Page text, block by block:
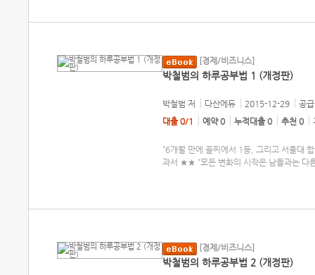
[경제/비즈니스]
박철범의 하루공부법 1 (개정판)
박철범 저 다산에듀 2015-12-29
공
대출 0/1
예약 0 누적대출 0 추천 0
“6개월 만에 꼴찌에서 1등, 그리고 서울대
과서 ★★ “모든 변화의 시작은 남들과는 다
[경제/비즈니스]
박철범의 하루공부법 2 (개정판)